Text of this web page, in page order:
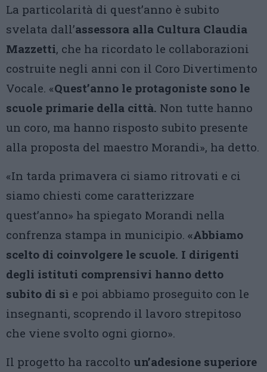
La particolarità di quest’anno è subito
svelata dall’assessora alla Cultura Claudia
Mazzetti, che ha ricordato le collaborazioni
costruite negli anni con il Coro Divertimento
Vocale. «Quest’anno le protagoniste sono le
scuole primarie della città. Non tutte hanno
un coro, ma hanno risposto subito presente
alla proposta del maestro Morandi», ha detto.
«In tarda primavera ci siamo ritrovati e ci
siamo chiesti come caratterizzare
quest’anno» ha spiegato Morandi nella
confrenza stampa in municipio. «Abbiamo
scelto di coinvolgere le scuole. I dirigenti
degli istituti comprensivi hanno detto
subito di sì e poi abbiamo proseguito con le
insegnanti, scoprendo il lavoro strepitoso
che viene svolto ogni giorno».
Il progetto ha raccolto un’adesione superiore